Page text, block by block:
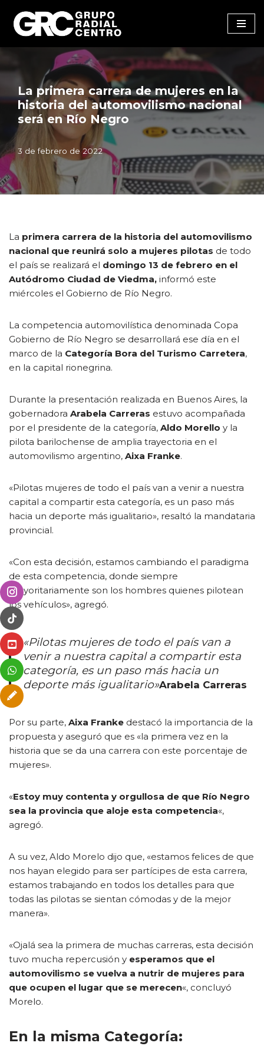
Saltar
al
contenido
La primera carrera de mujeres en la
historia del automovilismo nacional
será en Río Negro
3 de febrero de 2022
La primera carrera de la historia del automovilismo
nacional que reunirá solo a mujeres pilotas de todo
el país se realizará el domingo 13 de febrero en el
Autódromo Ciudad de Viedma, informó este
miércoles el Gobierno de Río Negro.
La competencia automovilística denominada Copa
Gobierno de Río Negro se desarrollará ese día en el
marco de la Categoría Bora del Turismo Carretera,
en la capital rionegrina.
Durante la presentación realizada en Buenos Aires, la
gobernadora Arabela Carreras estuvo acompañada
por el presidente de la categoría, Aldo Morello y la
pilota barilochense de amplia trayectoria en el
automovilismo argentino, Aixa Franke.
«Pilotas mujeres de todo el país van a venir a nuestra
capital a compartir esta categoría, es un paso más
hacia un deporte más igualitario», resaltó la mandataria
provincial.
«Con esta decisión, estamos cambiando el paradigma
de esta competencia, donde siempre
mayoritariamente son los hombres quienes pilotean
los vehículos», agregó.
«Pilotas mujeres de todo el país van a
venir a nuestra capital a compartir esta
categoría, es un paso más hacia un
deporte más igualitario»Arabela Carreras
Por su parte, Aixa Franke destacó la importancia de la
propuesta y aseguró que es «la primera vez en la
historia que se da una carrera con este porcentaje de
mujeres».
«Estoy muy contenta y orgullosa de que Río Negro
sea la provincia que aloje esta competencia«,
agregó.
A su vez, Aldo Morelo dijo que, «estamos felices de que
nos hayan elegido para ser partícipes de esta carrera,
estamos trabajando en todos los detalles para que
todas las pilotas se sientan cómodas y de la mejor
manera».
«Ojalá sea la primera de muchas carreras, esta decisión
tuvo mucha repercusión y esperamos que el
automovilismo se vuelva a nutrir de mujeres para
que ocupen el lugar que se merecen«, concluyó
Morelo.
En la misma Categoría: